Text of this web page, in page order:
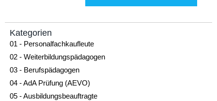
Kategorien
01 - Personalfachkaufleute
02 - Weiterbildungspädagogen
03 - Berufspädagogen
04 - AdA Prüfung (AEVO)
05 - Ausbildungsbeauftragte